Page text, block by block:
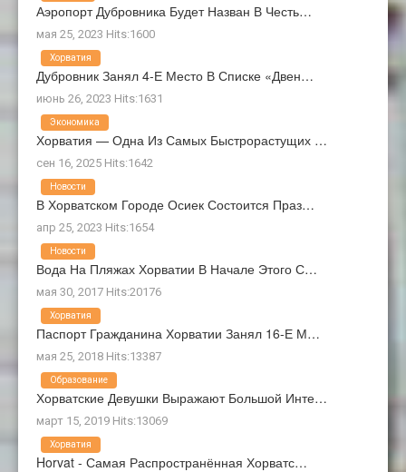
Аэропорт Дубровника Будет Назван В Честь…
мая 25, 2023 Hits:1600
Дубровник Занял 4-Е Место В Списке «Двен…
июнь 26, 2023 Hits:1631
Хорватия
Хорватия — Одна Из Самых Быстрорастущих …
сен 16, 2025 Hits:1642
Экономика
В Хорватском Городе Осиек Состоится Праз…
апр 25, 2023 Hits:1654
Новости
Вода На Пляжах Хорватии В Начале Этого С…
мая 30, 2017 Hits:20176
Новости
Паспорт Гражданина Хорватии Занял 16-Е М…
мая 25, 2018 Hits:13387
Хорватия
Хорватские Девушки Выражают Большой Инте…
март 15, 2019 Hits:13069
Образование
Horvat - Самая Распространённая Хорватс…
Хорватия